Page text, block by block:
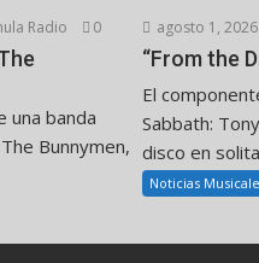
Radio 0
una banda
Bunnymen,
agosto 1, 2026
“From the
El
Sabbath:
disco en
Noticias